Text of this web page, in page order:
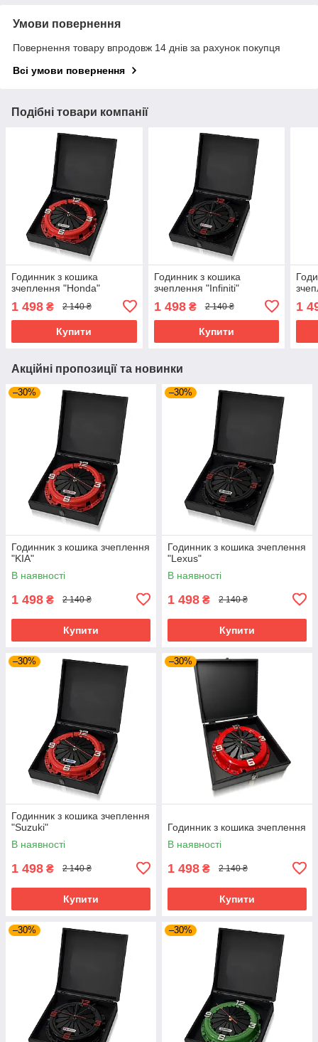
Умови повернення
Повернення товару впродовж 14 днів за рахунок покупця
Всі умови повернення
Подібні товари компанії
Годинник з кошика
зчеплення "Honda"
1 498 ₴ 2 140 ₴
Купити
Годинник з кошика
зчеплення "Infiniti"
1 498₴ 2 140 ₴
Купити
1
Акційні пропозиції та новинки
–30%
Годинник з кошика зчеплення
"KIA"
В наявності
1 498 ₴ 2 140 ₴
Купити
–30%
Годинник з кошика зчеплення
"Lexus"
В наявності
1 498 ₴ 2 140 ₴
Купити
–30%
Годинник з кошика зчеплення
"Suzuki"
В наявності
1 498 ₴ 2 140 ₴
Купити
–30%
Годинник з кошика зчеплення
В наявності
1 498 ₴ 2 140 ₴
Купити
–30% –30%